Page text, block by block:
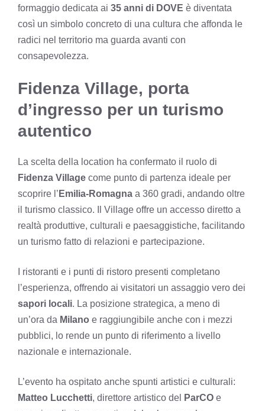
formaggio dedicata ai 35 anni di DOVE è diventata
così un simbolo concreto di una cultura che affonda le
radici nel territorio ma guarda avanti con
consapevolezza.
Fidenza Village, porta
d’ingresso per un turismo
autentico
La scelta della location ha confermato il ruolo di
Fidenza Village come punto di partenza ideale per
scoprire l’ Emilia-Romagna a 360 gradi, andando oltre
il turismo classico. Il Village offre un accesso diretto a
realtà produttive, culturali e paesaggistiche, facilitando
un turismo fatto di relazioni e partecipazione.
I ristoranti e i punti di ristoro presenti completano
l’esperienza, offrendo ai visitatori un assaggio vero dei
sapori locali. La posizione strategica, a meno di
un’ora da Milano e raggiungibile anche con i mezzi
pubblici, lo rende un punto di riferimento a livello
nazionale e internazionale.
L’evento ha ospitato anche spunti artistici e culturali:
Matteo Lucchetti, direttore artistico del ParCO e